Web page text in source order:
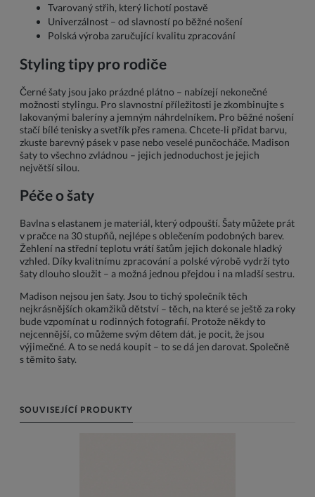
Tvarovaný střih, který lichotí postavě
Univerzálnost – od slavností po běžné nošení
Polská výroba zaručující kvalitu zpracování
Styling tipy pro rodiče
Černé šaty jsou jako prázdné plátno – nabízejí nekonečné
možnosti stylingu. Pro slavnostní příležitosti je zkombinujte s
lakovanými baleríny a jemným náhrdelníkem. Pro běžné nošení
stačí bílé tenisky a svetřík přes ramena. Chcete-li přidat barvu,
zkuste barevný pásek v pase nebo veselé punčocháče. Madison
šaty to všechno zvládnou – jejich jednoduchost je jejich
největší silou.
Péče o šaty
Bavlna s elastanem je materiál, který odpouští. Šaty můžete prát
v pračce na 30 stupňů, nejlépe s oblečením podobných barev.
Žehlení na střední teplotu vrátí šatům jejich dokonale hladký
vzhled. Díky kvalitnímu zpracování a polské výrobě vydrží tyto
šaty dlouho sloužit – a možná jednou přejdou i na mladší sestru.
Madison nejsou jen šaty. Jsou to tichý společník těch
nejkrásnějších okamžiků dětství – těch, na které se ještě za roky
bude vzpomínat u rodinných fotografií. Protože někdy to
nejcennější, co můžeme svým dětem dát, je pocit, že jsou
výjimečné. A to se nedá koupit – to se dá jen darovat. Společně
s těmito šaty.
SOUVISEJÍCÍ PRODUKTY